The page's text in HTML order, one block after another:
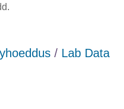
/ Lab Data